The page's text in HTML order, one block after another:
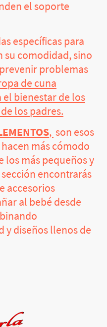
el soporte
específicas para
su comodidad, sino
problemas
de cuna
el bienestar de los
los padres.
, son esos
más cómodo
los más pequeños y
encontrarás
accesorios
al bebé desde
y diseños llenos de